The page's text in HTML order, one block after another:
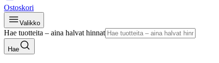
Ostoskori
Valikko
Hae tuotteita – aina halvat hinnat
Hae